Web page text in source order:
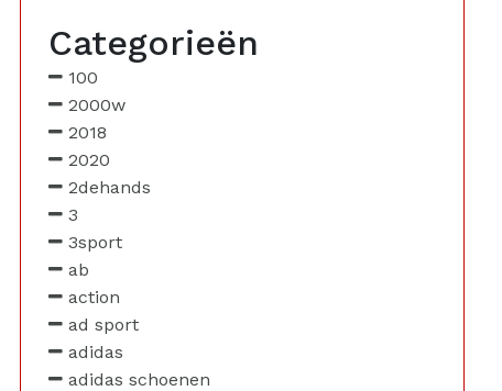
Categorieën
100
2000w
2018
2020
2dehands
3
3sport
ab
action
ad sport
adidas
adidas schoenen